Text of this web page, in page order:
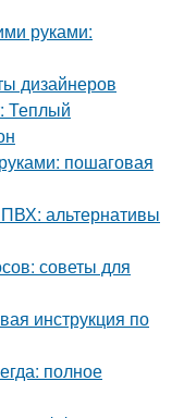
руками:
дизайнеров
Теплый
пошаговая
альтернативы
советы для
инструкция по
полное